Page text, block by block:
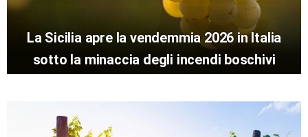
La Sicilia apre la vendemmia 2026 in Italia
sotto la minaccia degli incendi boschivi